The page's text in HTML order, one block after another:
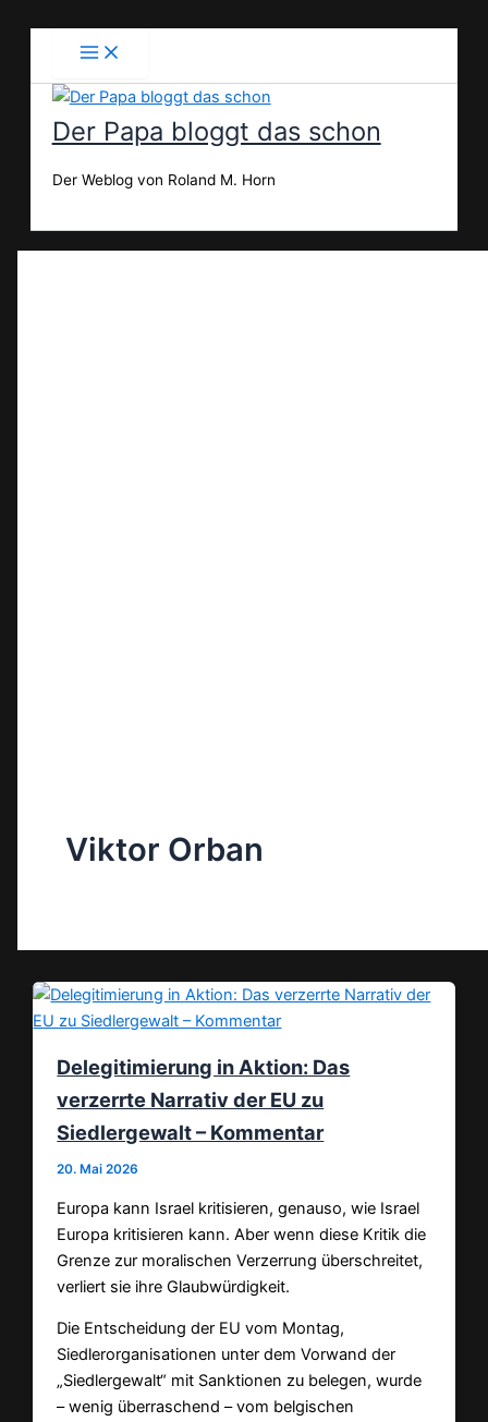
Der Papa bloggt das schon
Der Weblog von Roland M. Horn
Viktor Orban
Delegitimierung in Aktion: Das
verzerrte Narrativ der EU zu
Siedlergewalt – Kommentar
20. Mai 2026
Europa kann Israel kritisieren, genauso, wie Israel
Europa kritisieren kann. Aber wenn diese Kritik die
Grenze zur moralischen Verzerrung überschreitet,
verliert sie ihre Glaubwürdigkeit.
Die Entscheidung der EU vom Montag,
Siedlerorganisationen unter dem Vorwand der
„Siedlergewalt“ mit Sanktionen zu belegen, wurde
– wenig überraschend – vom belgischen